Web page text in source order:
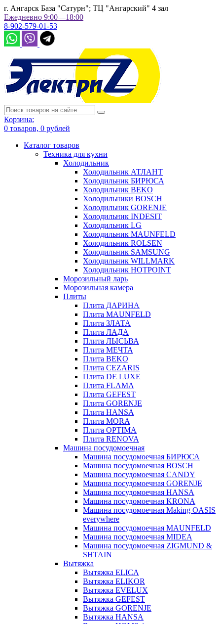
г. Ангарск База "Сатурн"; ТЦ "Ангарский" 4 зал
Ежедневно 9:00—18:00
8-902-579-01-53
Корзина:
0 товаров, 0 рублей
Каталог товаров
Техника для кухни
Холодильник
Холодильник АТЛАНТ
Холодильник БИРЮСА
Холодильник BEKO
Холодильники BOSCH
Холодильник GORENJE
Холодильник INDESIT
Холодильник LG
Холодильник MAUNFELD
Холодильник ROLSEN
Холодильник SAMSUNG
Холодильник WILLMARK
Холодильник HOTPOINT
Морозильный ларь
Морозильная камера
Плиты
Плита ДАРИНА
Плита MAUNFELD
Плита ЗЛАТА
Плита ЛАДА
Плита ЛЫСЬВА
Плита МЕЧТА
Плита BEKO
Плита CEZARIS
Плита DE LUXE
Плита FLAMA
Плита GEFEST
Плита GORENJE
Плита HANSA
Плита MORA
Плита OPTIMA
Плита RENOVA
Машина посудомоечная
Машина посудомоечная БИРЮСА
Машина посудомоечная BOSCH
Машина посудомоечная CANDY
Машина посудомоечная GORENJE
Машина посудомоечная HANSA
Машина посудомоечная KRONA
Машина посудомоечная Making OASIS
everywhere
Машина посудомоечная MAUNFELD
Машина посудомоечная MIDEA
Машина посудомоечная ZIGMUND &
SHTAIN
Вытяжка
Вытяжка ELICA
Вытяжка ELIKOR
Вытяжка EVELUX
Вытяжка GEFEST
Вытяжка GORENJE
Вытяжка HANSA